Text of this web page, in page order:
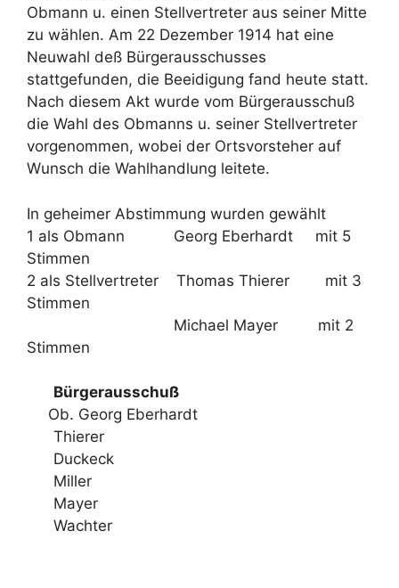
Obmann u. einen Stellvertreter aus seiner Mitte
zu wählen. Am 22 Dezember 1914 hat eine
Neuwahl deß Bürgerausschusses
stattgefunden, die Beeidigung fand heute statt.
Nach diesem Akt wurde vom Bürgerausschuß
die Wahl des Obmanns u. seiner Stellvertreter
vorgenommen, wobei der Ortsvorsteher auf
Wunsch die Wahlhandlung leitete.
In geheimer Abstimmung wurden gewählt
1 als Obmann Georg Eberhardt mit 5
Stimmen
2 als Stellvertreter Thomas Thierer mit 3
Stimmen
Michael Mayer mit 2
Stimmen
Bürgerausschuß
Ob. Georg Eberhardt
Thierer
Duckeck
Miller
Mayer
Wachter